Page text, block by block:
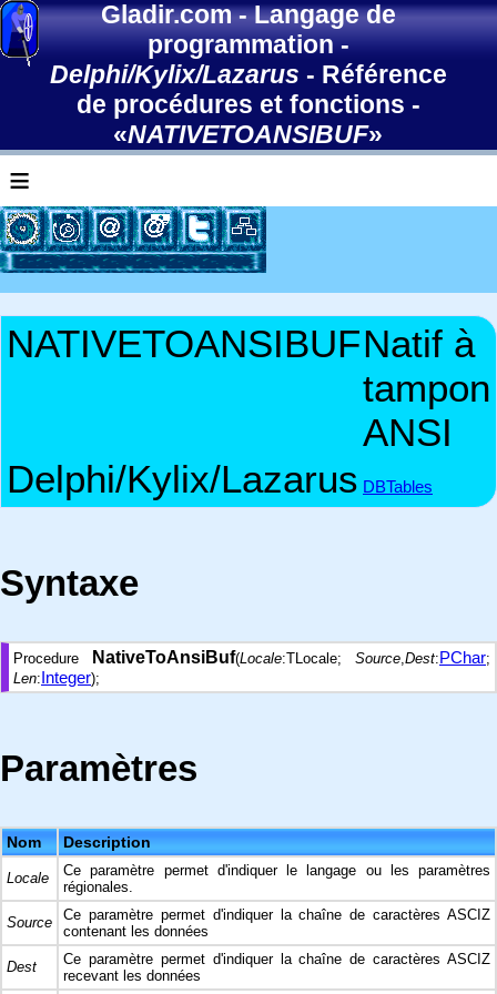
Gladir.com-Langage de
programmation-
Delphi/Kylix/Lazarus - Référence
de procédures et fonctions -
«NATIVETOANSIBUF»
≡
NATIVETOANSIBUFNatif à
tampon
ANSI
Delphi/Kylix/Lazarus DBTables
Syntaxe
Procedure NativeToAnsiBuf(Locale:TLocale; Source,Dest:PChar;
Len:Integer);
Paramètres
Nom Description
Locale
Ce paramètre permet d'indiquer le langage ou les paramètres
régionales.
Source
Ce paramètre permet d'indiquer la chaîne de caractères ASCIZ
contenant les données
Dest
Ce paramètre permet d'indiquer la chaîne de caractères ASCIZ
recevant les données